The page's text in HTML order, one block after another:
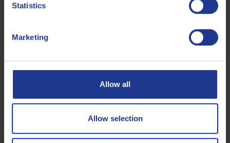
Statistics
Marketing
Allow all
Allow selection
Q8 Formula Elite C2 0W-30
Huile moteur synthétique pour voitures de tourisme ACEA